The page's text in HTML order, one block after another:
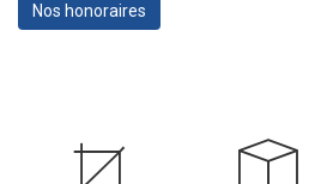
Nos honoraires